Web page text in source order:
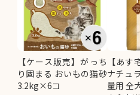
【ケース販売】がっち
り固まる おいもの猫砂
3.2kg×6コ
【あす
ナチュ
量用 全